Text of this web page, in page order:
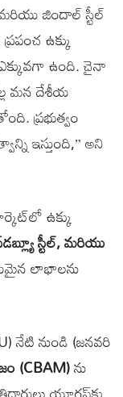
జిందాల్ స్టీల్
ఉక్కు
ఉంది. చైనా
మన దేశీయ
ప్రభుత్వం
ఇస్తుంది,” అని
ఉక్కు
స్టీల్, మరియు
లాభాలను
నుండి (జనవరి
(CBAM)ను